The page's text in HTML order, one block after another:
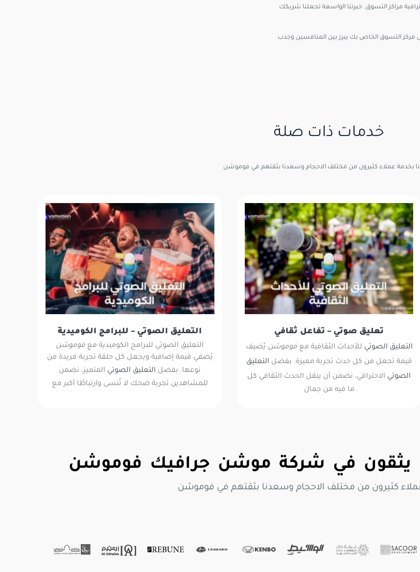
مراكز التسوق. خبرتنا الواسعة تجعلنا شريكك
التسوق الخاص بك يبرز بين المنافسين وجذب
خدمات ذات صلة
بخدمة عملاء كثيرون من مختلف الاحجام وسعدنا بثقتهم في فوموشن
تعليق صوتي – تفاعل ثقافي
التعليق الصوتي للأحداث الثقافية معفوموشن يُضيف
قيمة تجعل من كل حدث تجربة مميزة. بفضل التعليق
الصوتي الاحترافي، نضمن أن ينقل الحدث الثقافي كل
ما فيه من جمال
التعليق الصوتي – للبرامج الكوميدية
التعليق الصوتي للبرامج الكوميدية مع فوموشن
يُضفي قيمة إضافية ويجعل كل حلقة تجربة فريدة من
نوعها. بفضل التعليق الصوتي المتميز، نضمن
للمشاهدين تجربة ضحك لا تُنسى وارتباطًا أكبر مع
يثقون في شركة موشن جرافيك فوموشن
كثيرون من مختلف الاحجام وسعدنا بثقتهم في فوموشن